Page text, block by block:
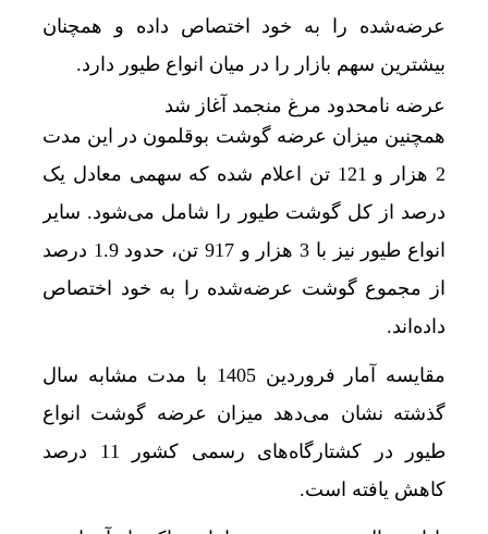
عرضه‌شده را به خود اختصاص داده و همچنان
بیشترین سهم بازار را در میان انواع طیور دارد.
عرضه نامحدود مرغ منجمد آغاز شد
همچنین میزان عرضه گوشت بوقلمون در این مدت
2 هزار و 121 تن اعلام شده که سهمی معادل یک
درصد از کل گوشت طیور را شامل می‌شود. سایر
انواع طیور نیز با 3 هزار و 917 تن، حدود 1.9 درصد
از مجموع گوشت عرضه‌شده را به خود اختصاص
داده‌اند.
مقایسه آمار فروردین 1405 با مدت مشابه سال
گذشته نشان می‌دهد میزان عرضه گوشت انواع
طیور در کشتارگاه‌های رسمی کشور 11 درصد
کاهش یافته است.